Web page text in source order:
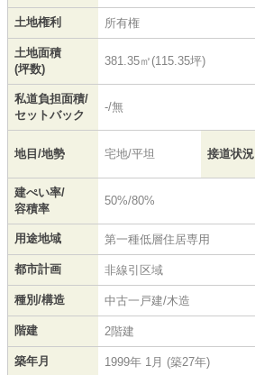
土地権利 所有権
土地面積
(坪数)
381.35㎡(115.35坪)
私道負担面積/
セットバック
-/無
地目/地勢 宅地/平坦 接道状況
建ぺい率/
容積率
50%/80%
用途地域 第一種低層住居専用
都市計画 非線引区域
種別/構造 中古一戸建/木造
階建 2階建
築年月 1999年 1月 (築27年)